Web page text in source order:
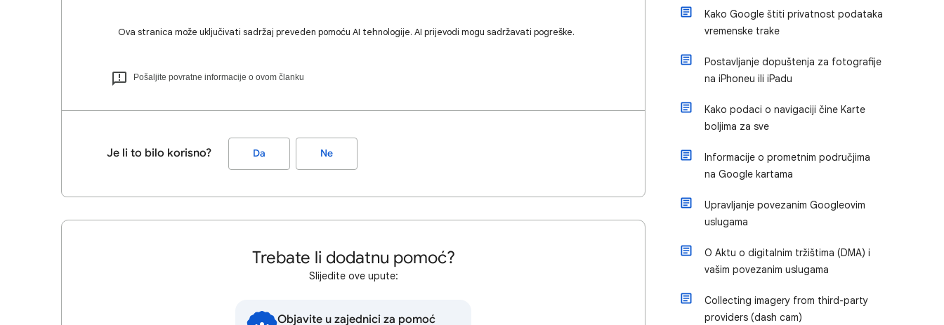
Ova stranica može uključivati sadržaj preveden pomoću AI tehnologije. AI prijevodi mogu sadržavati pogreške.
Pošaljite povratne informacije o ovom članku
Je li to bilo korisno? Da Ne
Trebate li dodatnu pomoć?
Slijedite ove upute:
Objavite u zajednici za pomoć
Kako Google štiti privatnost podataka
vremenske trake
Postavljanje dopuštenja za fotografije
na iPhoneu ili iPadu
Kako podaci o navigaciji čine Karte
boljima za sve
Informacije o prometnim područjima
na Google kartama
Upravljanje povezanim Googleovim
uslugama
O Aktu o digitalnim tržištima (DMA) i
vašim povezanim uslugama
Collecting imagery from third-party
providers (dash cam)